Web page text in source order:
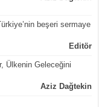
beşeri sermaye
Editör
Ülkenin Geleceğini
Aziz Dağtekin